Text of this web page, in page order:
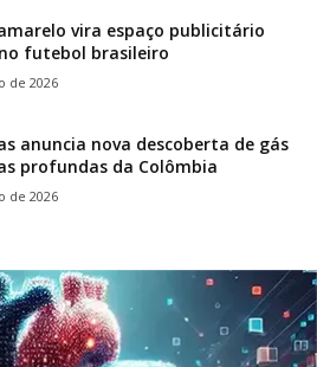
vira espaço publicitário
futebol brasileiro
de 2026
anuncia nova descoberta de gás
profundas da Colômbia
de 2026